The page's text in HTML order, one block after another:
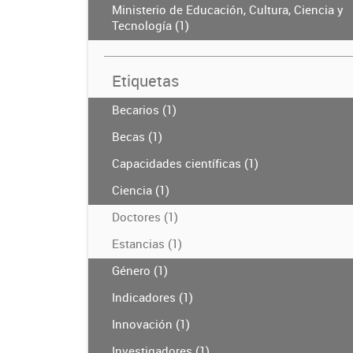
Ministerio de Educación, Cultura, Ciencia y
Tecnología (1)
Etiquetas
Becarios (1)
Becas (1)
Capacidades científicas (1)
Ciencia (1)
Doctores (1)
Estancias (1)
Género (1)
Indicadores (1)
Innovación (1)